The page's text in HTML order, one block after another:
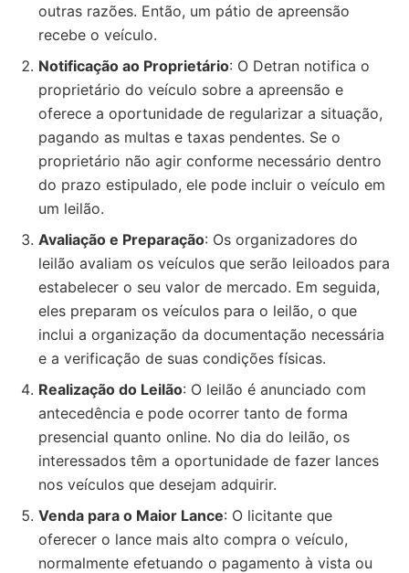
outras razões. Então, um pátio de apreensão
recebe o veículo.
Notificação ao Proprietário: O Detran notifica o
proprietário do veículo sobre a apreensão e
oferece a oportunidade de regularizar a situação,
pagando as multas e taxas pendentes. Se o
proprietário não agir conforme necessário dentro
do prazo estipulado, ele pode incluir o veículo em
um leilão.
Avaliação e Preparação: Os organizadores do
leilão avaliam os veículos que serão leiloados para
estabelecer o seu valor de mercado. Em seguida,
eles preparam os veículos para o leilão, o que
inclui a organização da documentação necessária
e a verificação de suas condições físicas.
Realização do Leilão: O leilão é anunciado com
antecedência e pode ocorrer tanto de forma
presencial quanto online. No dia do leilão, os
interessados têm a oportunidade de fazer lances
nos veículos que desejam adquirir.
Venda para o Maior Lance: O licitante que
oferecer o lance mais alto compra o veículo,
normalmente efetuando o pagamento à vista ou